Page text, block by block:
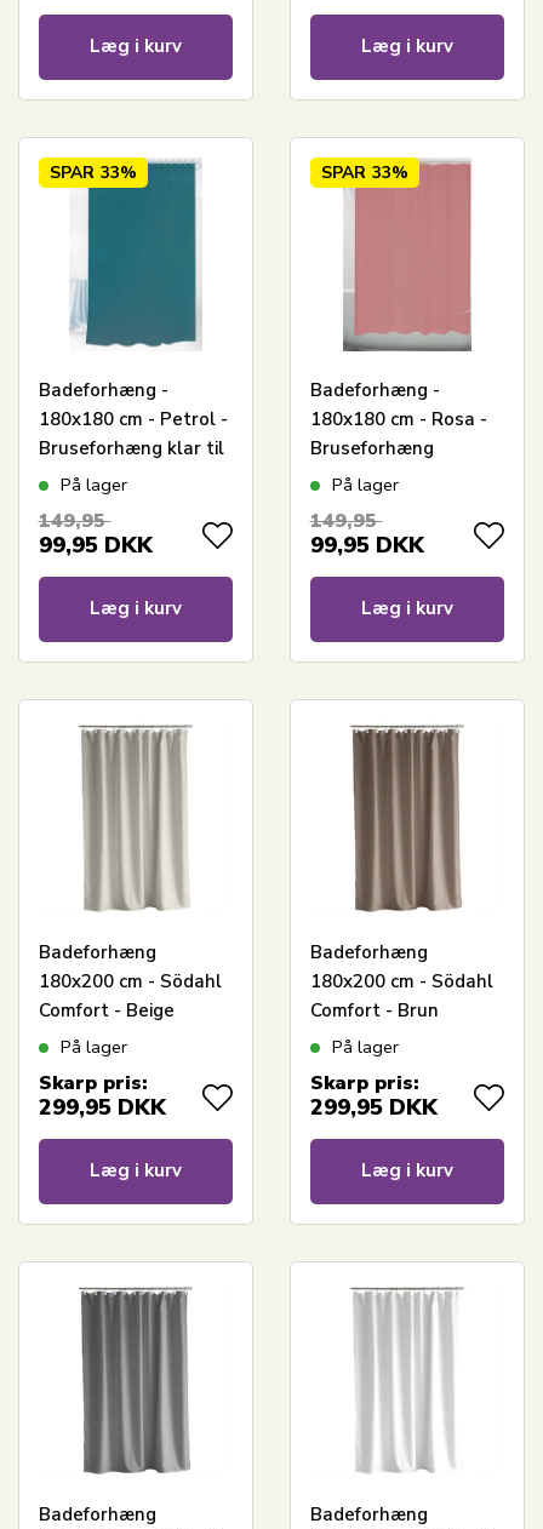
Læg i kurv Læg i kurv
SPAR 33%
Badeforhæng -
180x180 cm - Petrol -
Bruseforhæng klar til
ophæng
På lager
149,95
99,95 DKK
Læg i kurv
SPAR 33%
Badeforhæng -
180x180 cm - Rosa -
Bruseforhæng
På lager
149,95
99,95 DKK
Læg i kurv
Badeforhæng
180x200 cm - Södahl
Comfort - Beige
På lager
Skarp pris:
299,95 DKK
Læg i kurv
Badeforhæng
180x200 cm - Södahl
Comfort - Brun
På lager
Skarp pris:
299,95 DKK
Læg i kurv
Badeforhæng
Badeforhæng